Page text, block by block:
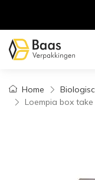
Home
Loempia box